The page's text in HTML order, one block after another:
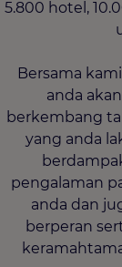
5.800 hotel,
Bersama
anda
berkembang
yang anda
pengalaman
anda dan
berperan